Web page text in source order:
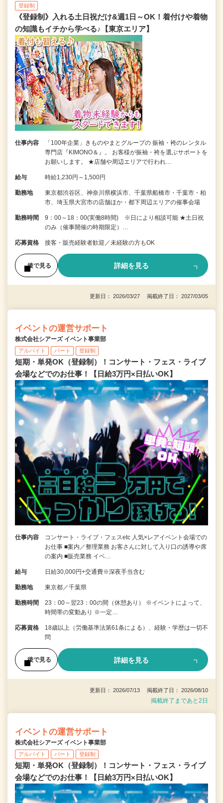
登録制
《登録制》入れる土日祝だけ&週1日～OK！着付けや着物
の知識もイチから学べる♪【東京エリア】
仕事内容
「100年企業」きものやまとグループの 振袖・袴のレンタル
専門店『KIMONO＆』。 お客様が振袖・袴を選ぶサポートを
お願いします。 ★店舗や周辺エリアで行われ…
給与 時給1,230円～1,500円
勤務地
東京都渋谷区、神奈川県横浜市、千葉県船橋市・千葉市・柏
市、埼玉県大宮市の店舗ほか・都下周辺エリアの催事会場
勤務時間
9：00～18：00(実働8時間) ※日により相談可能 ★土日祝
のみ（催事開催の時期限定）…
応募資格 接客・販売経験者歓迎／未経験の方もOK
後で見る 詳細を見る
更新日： 2026/03/27 掲載終了日： 2027/03/05
イベントの運営サポート
株式会社シアーズ イベント事業部
アルバイト パート 登録制
短期・単発OK（登録制）！コンサート・フェス・ライブ
会場などでのお仕事！【日給3万円×日払いOK】
仕事内容
コンサート・ライブ・フェスetc 人気×レアイベント会場での
お仕事 ■案内／整理業務 お客さんに対して入り口の誘導や席
の案内 ■販売業務 イベ…
給与 日給30,000円+交通費※深夜手当含む
勤務地 東京都／千葉県
勤務時間
23：00～翌23：00の間（休憩あり） ※イベントによって、
時間帯の変動あり ※一定…
応募資格
18歳以上（労働基準法第61条による）、経験・学歴は一切不
問
後で見る 詳細を見る
更新日： 2026/07/13 掲載終了日： 2026/08/10
掲載終了まであと2日
イベントの運営サポート
株式会社シアーズ イベント事業部
アルバイト パート 登録制
短期・単発OK（登録制）！コンサート・フェス・ライブ
会場などでのお仕事！【日給3万円×日払いOK】